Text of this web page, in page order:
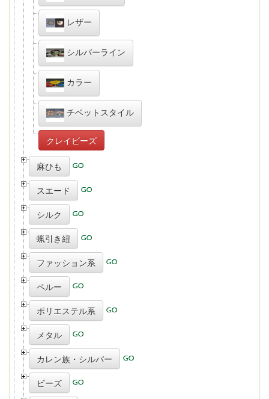
レザー
シルバーライン
カラー
チベットスタイル
クレイビーズ
麻ひも
スエード
シルク
蝋引き紐
ファッション系
ペルー
ポリエステル系
メタル
カレン族・シルバー
ビーズ